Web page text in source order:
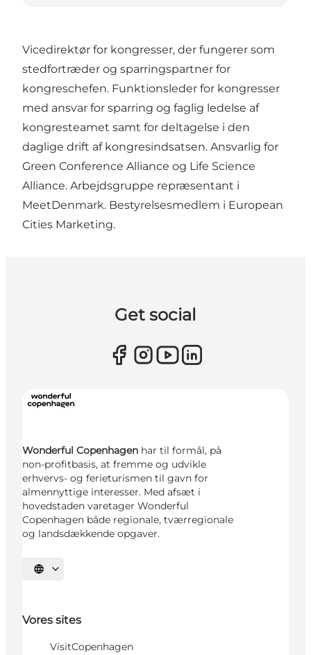
Vicedirektør for kongresser, der fungerer som
stedfortræder og sparringspartner for
kongreschefen. Funktionsleder for kongresser
med ansvar for sparring og faglig ledelse af
kongresteamet samt for deltagelse i den
daglige drift af kongresindsatsen. Ansvarlig for
Green Conference Alliance og Life Science
Alliance. Arbejdsgruppe repræsentant i
MeetDenmark. Bestyrelsesmedlem i European
Cities Marketing.
Get social
Wonderful Copenhagen har til formål, på
non-profitbasis, at fremme og udvikle
erhvervs- og ferieturismen til gavn for
almennyttige interesser. Med afsæt i
hovedstaden varetager Wonderful
Copenhagen både regionale, tværregionale
og landsdækkende opgaver.
Vælg sprog
Vores sites
VisitCopenhagen